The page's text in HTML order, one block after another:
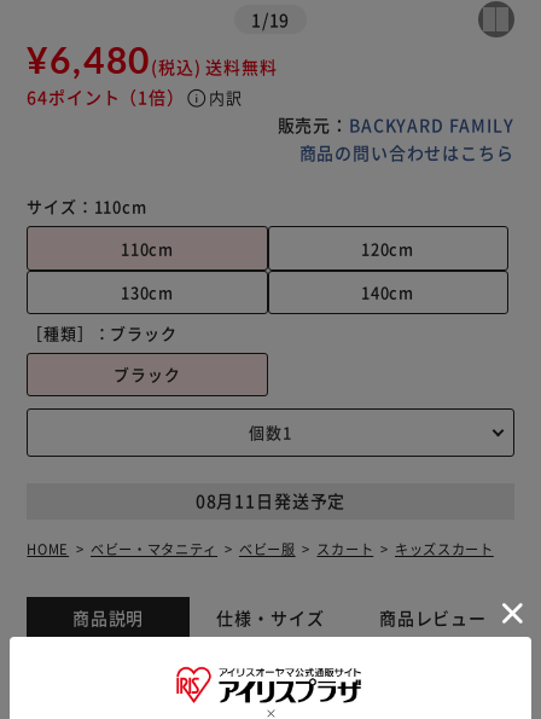
1 /19
¥6,480(税込) 送料無料
64ポイント （1倍） info 内訳
販売元： BACKYARD FAMILY
商品の問い合わせはこちら
サイズ： 110cm
110cm
120cm
130cm
140cm
［種類］： ブラック
ブラック
08月11日発送予定
HOME ベビー・マタニティ ベビー服 スカート キッズスカート
商品説明 仕様・サイズ 商品レビュー
毎日を特別にしてくれる、大胆なハート柄が目を引くスカー
ト♪ 真っ白なキャンバスに黒いハートの柄が映えて、見た